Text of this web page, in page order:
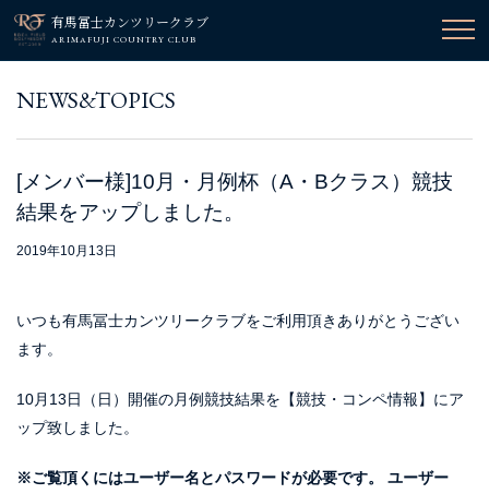
有馬冨士カンツリークラブ
ARIMAFUJI COUNTRY CLUB
NEWS&TOPICS
[メンバー様]10月・月例杯（A・Bクラス）競技
結果をアップしました。
2019年10月13日
いつも有馬冨士カンツリークラブをご利用頂きありがとうござい
ます。
10月13日（日）開催の月例競技結果を【競技・コンペ情報】にア
ップ致しました。
※ご覧頂くにはユーザー名とパスワードが必要です。
ユーザー